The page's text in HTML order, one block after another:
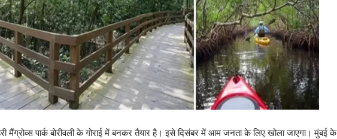
मैंग्रोव्स पार्क बोरीवली के गोराई में बनकर तैयार है। इसे दिसंबर में आम जनता के लिए खोला जाएगा। मुंबई के